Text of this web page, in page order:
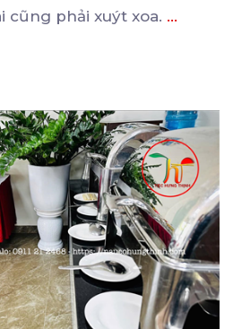
cũng phải xuýt xoa. ...